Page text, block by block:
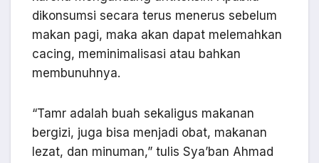
dikonsumsi secara terus menerus sebelum
makan pagi, maka akan dapat melemahkan
cacing, meminimalisasi atau bahkan
membunuhnya.
“Tamr adalah buah sekaligus makanan
bergizi, juga bisa menjadi obat, makanan
lezat, dan minuman,” tulis Sya’ban Ahmad